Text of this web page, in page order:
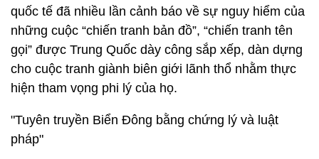
quốc tế đã nhiều lần cảnh báo về sự nguy hiểm của
những cuộc “chiến tranh bản đồ”, “chiến tranh tên
gọi” được Trung Quốc dày công sắp xếp, dàn dựng
cho cuộc tranh giành biên giới lãnh thổ nhằm thực
hiện tham vọng phi lý của họ.
"Tuyên truyền Biển Đông bằng chứng lý và luật
pháp"